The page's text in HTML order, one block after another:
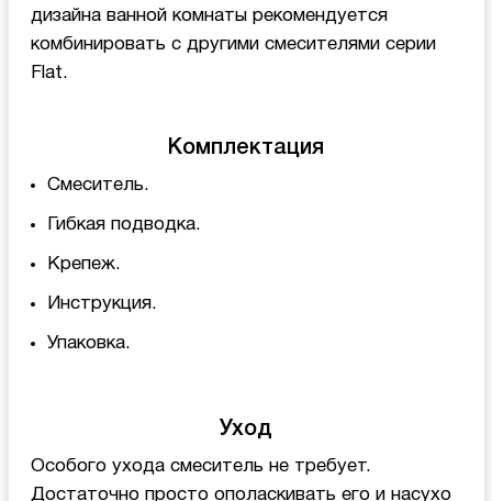
дизайна ванной комнаты рекомендуется
комбинировать с другими смесителями серии
Flat.
Комплектация
Смеситель.
Гибкая подводка.
Крепеж.
Инструкция.
Упаковка.
Уход
Особого ухода смеситель не требует.
Достаточно просто ополаскивать его и насухо